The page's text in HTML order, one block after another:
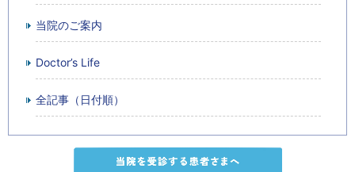
当院のご案内
Doctor’s Life
全記事（日付順）